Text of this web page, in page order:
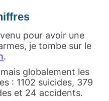
pour avoir une
je tombe sur le
.
globalement les
: 1102 suicides, 379
et 24 accidents.